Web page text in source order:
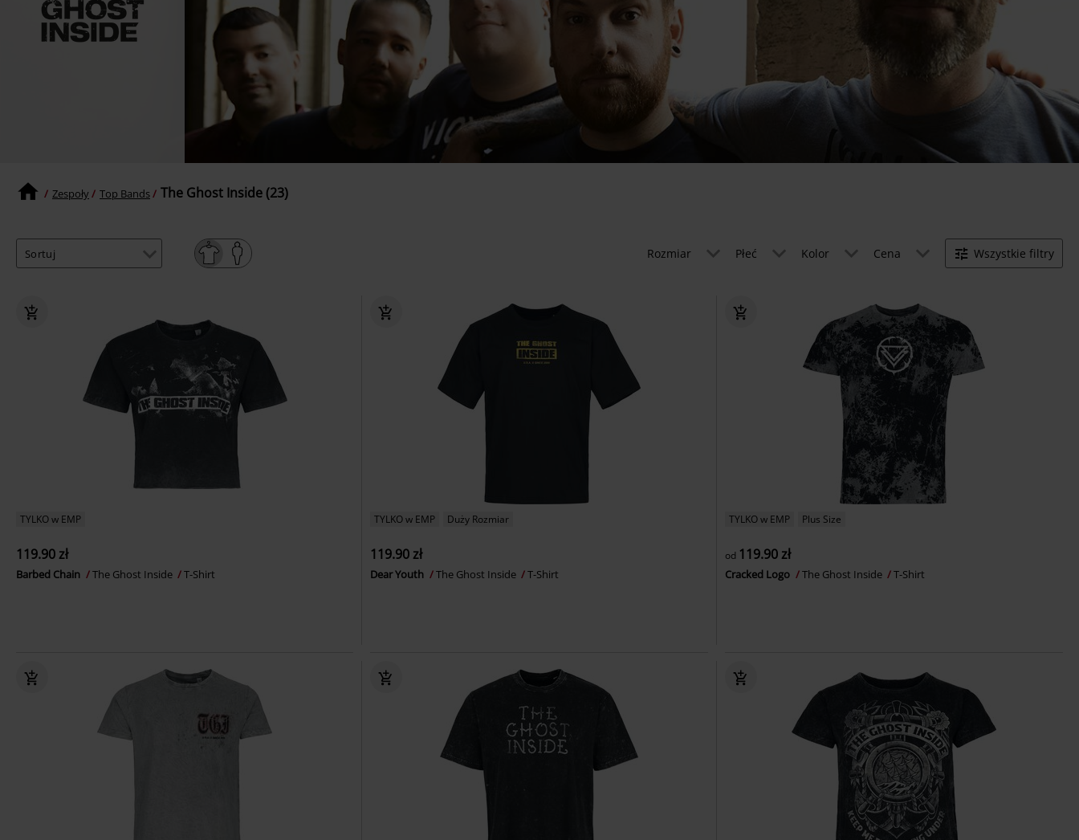
Zespoły Top Bands The Ghost Inside (23)
Rozmiar Płeć Kolor Cena Wszystkie filtry
TYLKO w EMP
119.90 zł
Barbed Chain The Ghost Inside T-Shirt
TYLKO w EMP Duży Rozmiar
119.90 zł
Dear Youth The Ghost Inside T-Shirt
TYLKO w EMP Plus Size
od 119.90 zł
Cracked Logo The Ghost Inside T-Shirt